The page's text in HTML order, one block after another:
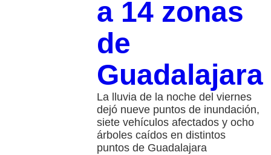
a 14 zonas
de
Guadalajara
La lluvia de la noche del viernes
dejó nueve puntos de inundación,
siete vehículos afectados y ocho
árboles caídos en distintos
puntos de Guadalajara